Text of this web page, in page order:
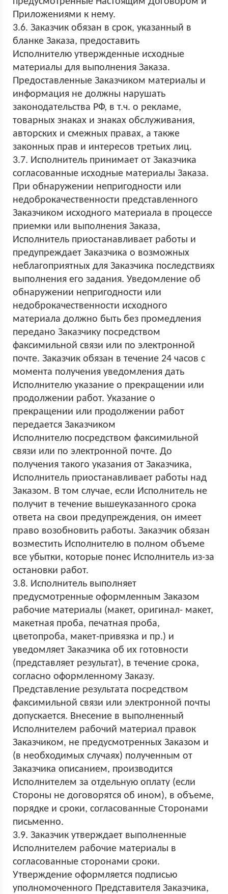
Приложениями к нему.
3.6. Заказчик обязан в срок, указанный в
бланке Заказа, предоставить
Исполнителю утвержденные исходные
материалы для выполнения Заказа.
Предоставленные Заказчиком материалы и
информация не должны нарушать
законодательства РФ, в т.ч. о рекламе,
товарных знаках и знаках обслуживания,
авторских и смежных правах, а также
законных прав и интересов третьих лиц.
3.7. Исполнитель принимает от Заказчика
согласованные исходные материалы Заказа.
При обнаружении непригодности или
недоброкачественности представленного
Заказчиком исходного материала в процессе
приемки или выполнения Заказа,
Исполнитель приостанавливает работы и
предупреждает Заказчика о возможных
неблагоприятных для Заказчика последствиях
выполнения его задания. Уведомление об
обнаружении непригодности или
недоброкачественности исходного
материала должно быть без промедления
передано Заказчику посредством
факсимильной связи или по электронной
почте. Заказчик обязан в течение 24 часов с
момента получения уведомления дать
Исполнителю указание о прекращении или
продолжении работ. Указание о
прекращении или продолжении работ
передается Заказчиком
Исполнителю посредством факсимильной
связи или по электронной почте. До
получения такого указания от Заказчика,
Исполнитель приостанавливает работы над
Заказом. В том случае, если Исполнитель не
получит в течение вышеуказанного срока
ответа на свои предупреждения, он имеет
право возобновить работы. Заказчик обязан
возместить Исполнителю в полном объеме
все убытки, которые понес Исполнитель из-за
остановки работ.
3.8. Исполнитель выполняет
предусмотренные оформленным Заказом
рабочие материалы (макет, оригинал- макет,
макетная проба, печатная проба,
цветопроба, макет-привязка и пр.) и
уведомляет Заказчика об их готовности
(представляет результат), в течение срока,
согласно оформленному Заказу.
Представление результата посредством
факсимильной связи или электронной почты
допускается. Внесение в выполненный
Исполнителем рабочий материал правок
Заказчиком, не предусмотренных Заказом и
(в необходимых случаях) полученным от
Заказчика описанием, производится
Исполнителем за отдельную оплату (если
Стороны не договорятся об ином), в объеме,
порядке и сроки, согласованные Сторонами
письменно.
3.9. Заказчик утверждает выполненные
Исполнителем рабочие материалы в
согласованные сторонами сроки.
Утверждение оформляется подписью
уполномоченного Представителя Заказчика,